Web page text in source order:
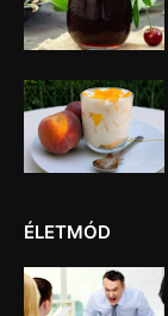
ÉLETMÓD